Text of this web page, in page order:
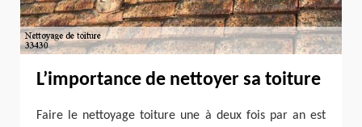
L’importance de nettoyer sa toiture
Faire le nettoyage toiture une à deux fois par an est